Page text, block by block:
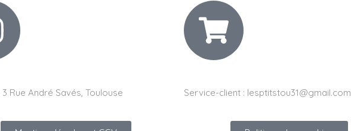
3 Rue André Savés, Toulouse Service-client : lesptitstou31@gmail.com